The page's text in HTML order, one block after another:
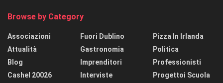
Browse by Category
Associazioni
Attualità
Blog
Cashel 20026
Fuori Dublino
Gastronomia
Imprenditori
Interviste
Pizza In Irlanda
Politica
Professionisti
Progettoi Scuola